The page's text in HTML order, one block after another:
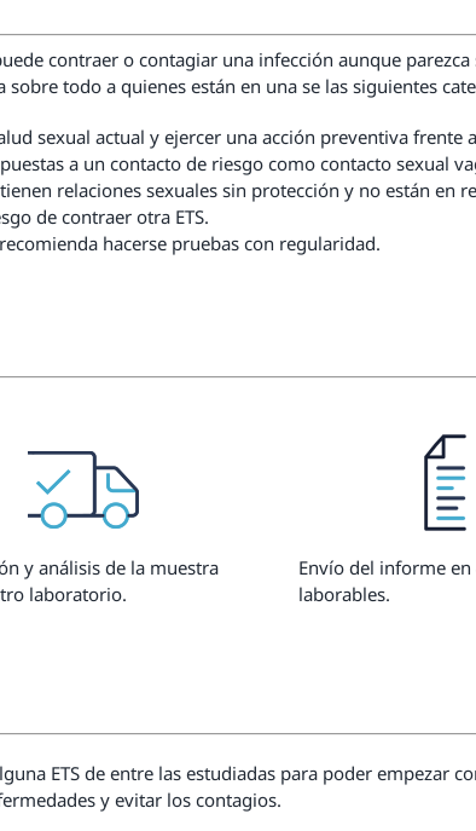
contraer o contagiar una infección aunque
todo a quienes están en una se las siguientes
sexual actual y ejercer una acción preventiva frente
a un contacto de riesgo como contacto sexual
relaciones sexuales sin protección y no están en
de contraer otra ETS.
hacerse pruebas con regularidad.
y análisis de la muestra
laboratorio.
Envío del informe en
laborables.
ETS de entre las estudiadas para poder empezar
y evitar los contagios.